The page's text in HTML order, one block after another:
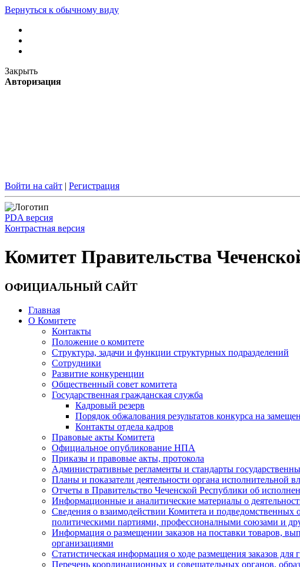
Вернуться к обычному виду
Закрыть
Авторизация
Войти на сайт | Регистрация
PDA версия
Контрастная версия
Комитет Правительства
ОФИЦИАЛЬНЫЙ САЙТ
Главная
О Комитете
Контакты
Положение о комитете
Структура, задачи и функции структурных подразделений
Сотрудники
Развитие конкуренции
Общественный совет комитета
Государственная гражданская служба
Кадровый резерв
Порядок обжалования результатов конкурса на
Контакты отдела кадров
Правовые акты Комитета
Официальное опубликование НПА
Приказы и правовые акты, протокола
Административные регламенты и стандарты
Планы и показатели деятельности органа исполнительной
Отчеты в Правительство Чеченской Республики об
Информационные и аналитические материалы о
Сведения о взаимодействии Комитета и
политическими партиями, профессионалными союзами и
Информация о размещении заказов на поставки товаров,
организациями
Статистическая информация о ходе размещения заказов для
Перечень координационных и совещательных органов,